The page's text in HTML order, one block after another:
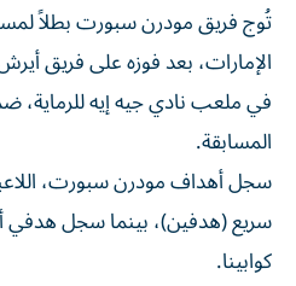
تُوج فريق مودرن سبورت بطلاً
المسابقة.
سجل أهداف مودرن سبورت،
سريع (هدفين)، بينما سجل هدفي
كوابينا.